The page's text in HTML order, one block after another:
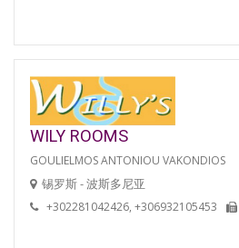
WILY ROOMS
GOULIELMOS ANTONIOU VAKONDIOS
锡罗斯 - 波斯多尼亚
+302281042426, +306932105453